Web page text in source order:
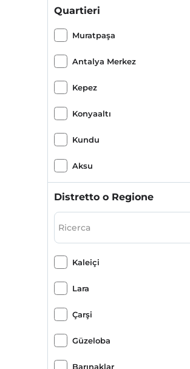
Quartieri
Muratpaşa
Antalya Merkez
Kepez
Konyaaltı
Kundu
Aksu
Distretto o Regione
Kaleiçi
Lara
Çarşi
Güzeloba
Barınaklar